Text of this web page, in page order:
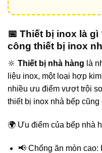
📅 Thiết bị inox là
công thiết bị inox
🔆 Thiết bị nhà hàng là
liệu inox, một loại hợp
nhiều ưu điểm vượt trội
thiết bị inox nhà bếp
🌍 Ưu điểm của bếp nhà
📢 Chống ăn mòn cao: